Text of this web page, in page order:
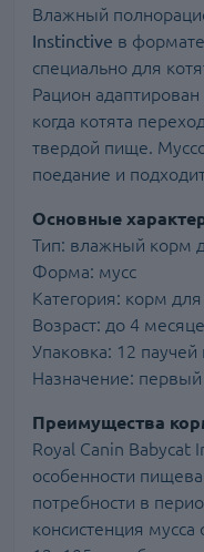
Влажный
Instinctive в
специально для
Рацион
когда котята
твердой пище.
поедание и
Основные
Тип: влажный корм
Форма: мусс
Категория: корм для
Возраст: до 4
Упаковка: 12 паучей
Назначение:
Преимущества
Royal Canin Babycat
особенности
потребности в
консистенция